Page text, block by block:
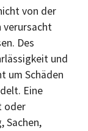
von der
verursacht
Des
und
um Schäden
Eine
oder
Sachen,